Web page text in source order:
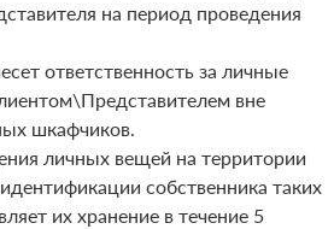
на период проведения
ответственность за личные
вне
шкафчиков.
личных вещей на территории
собственника таких
их хранение в течение 5